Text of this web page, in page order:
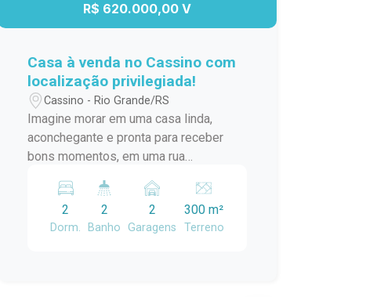
R$ 620.000,00 V
Casa à venda no Cassino com
localização privilegiada!
Cassino - Rio Grande/RS
Imagine morar em uma casa linda,
aconchegante e pronta para receber
bons momentos, em uma rua
que você procura. Esta bela casa conta
com 02 dormitórios e 02 banheiros,
oferecendo conforto e funcionalidade
2
Dorm.
2
Banho
2
Garagens
300 m²
Terreno